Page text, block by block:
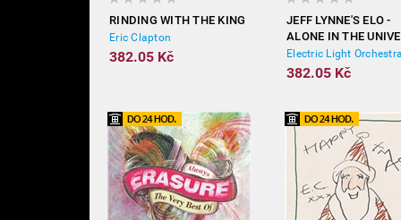
RINDING WITH THE KING
Eric Clapton
382.05 Kč
JEFF LYNNE'S ELO -
ALONE IN THE
Electric Light
382.05 Kč